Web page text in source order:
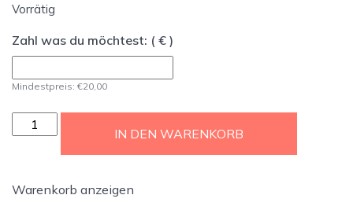
Vorrätig
Zahl was du möchtest: ( € )
Mindestpreis: €20,00
Gaudium
magnum
vor
IN DEN WARENKORB
Warenkorb anzeigen